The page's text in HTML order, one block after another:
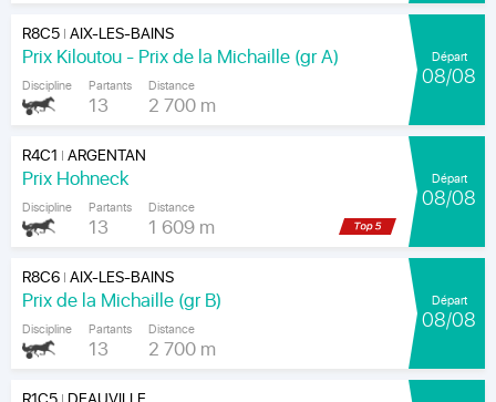
R8C5|AIX-LES-BAINS
Prix Kiloutou - Prix de la Michaille (gr A)
Discipline Partants
13
Distance
2 700 m
Départ
08/08
R4C1 |ARGENTAN
Prix Hohneck
Discipline Partants
13
Distance
1 609 m
Départ
08/08
R8C6|AIX-LES-BAINS
Prix de la Michaille (gr B)
Discipline Partants
13
Distance
2 700 m
Départ
08/08